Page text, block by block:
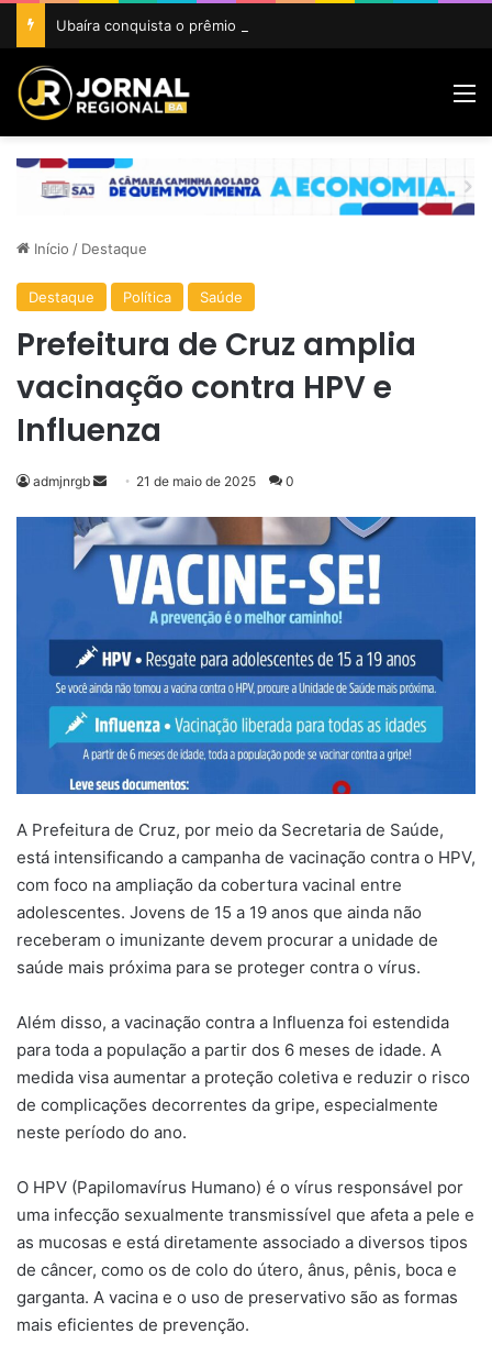
Início / Destaque
Destaque Política Saúde
Prefeitura de Cruz amplia
vacinação contra HPV e
Influenza
admjnrgb
Mande
e-
mail
21 de maio de 2025 0
A Prefeitura de Cruz, por meio da Secretaria de Saúde,
está intensificando a campanha de vacinação contra o HPV,
com foco na ampliação da cobertura vacinal entre
adolescentes. Jovens de 15 a 19 anos que ainda não
receberam o imunizante devem procurar a unidade de
saúde mais próxima para se proteger contra o vírus.
Além disso, a vacinação contra a Influenza foi estendida
para toda a população a partir dos 6 meses de idade. A
medida visa aumentar a proteção coletiva e reduzir o risco
de complicações decorrentes da gripe, especialmente
neste período do ano.
O HPV (Papilomavírus Humano) é o vírus responsável por
uma infecção sexualmente transmissível que afeta a pele e
as mucosas e está diretamente associado a diversos tipos
de câncer, como os de colo do útero, ânus, pênis, boca e
garganta. A vacina e o uso de preservativo são as formas
mais eficientes de prevenção.